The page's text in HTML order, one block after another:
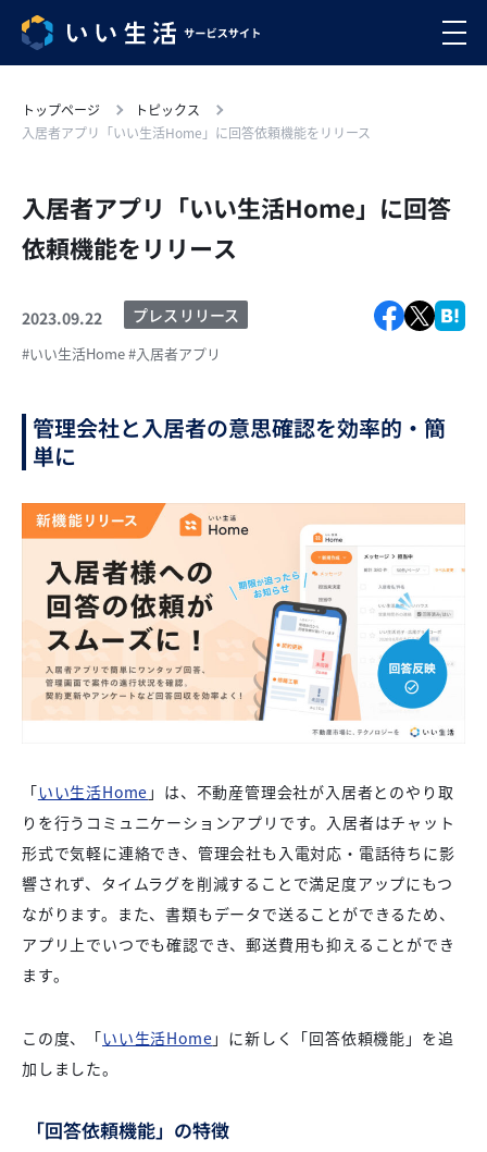
トップページ
トピックス
入居者アプリ「いい生活Home」に回答依頼機能をリリース
入居者アプリ「いい生活Home」に回答
依頼機能をリリース
2023.09.22 プレスリリース
#いい生活Home#入居者アプリ
管理会社と入居者の意思確認を効率的・簡
単に
「いい生活Home 」は、不動産管理会社が入居者とのやり取
りを行うコミュニケーションアプリです。入居者はチャット
形式で気軽に連絡でき、管理会社も入電対応・電話待ちに影
響されず、タイムラグを削減することで満足度アップにもつ
ながります。また、書類もデータで送ることができるため、
アプリ上でいつでも確認でき、郵送費用も抑えることができ
ます。
この度、「いい生活Home」に新しく「回答依頼機能」を追
加しました。
「回答依頼機能」の特徴